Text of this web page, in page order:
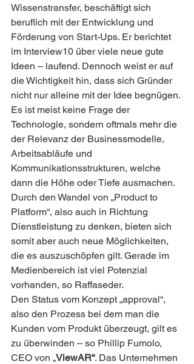
Wissenstransfer, beschäftigt sich
beruflich mit der Entwicklung und
Förderung von Start-Ups. Er berichtet
im Interview10 über viele neue gute
Ideen – laufend. Dennoch weist er auf
die Wichtigkeit hin, dass sich Gründer
nicht nur alleine mit der Idee begnügen.
Es ist meist keine Frage der
Technologie, sondern oftmals mehr die
der Relevanz der Businessmodelle,
Arbeitsabläufe und
Kommunikationsstrukturen, welche
dann die Höhe oder Tiefe ausmachen.
Durch den Wandel von „Product to
Platform“, also auch in Richtung
Dienstleistung zu denken, bieten sich
somit aber auch neue Möglichkeiten,
die es auszuschöpfen gilt. Gerade im
Medienbereich ist viel Potenzial
vorhanden, so Raffaseder.
Den Status vom Konzept „approval“,
also den Prozess bei dem man die
Kunden vom Produkt überzeugt, gilt es
zu überwinden – so Phillip Fumolo,
CEO von „ViewAR“. Das Unternehmen